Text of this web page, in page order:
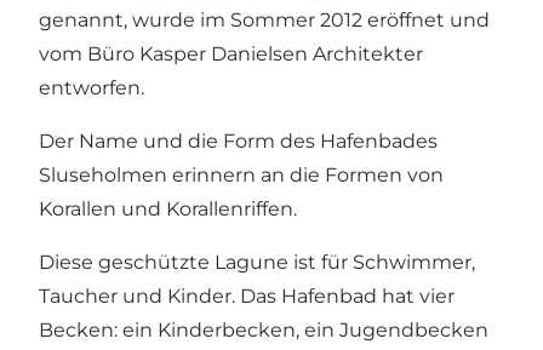
genannt, wurde im Sommer 2012 eröffnet und
vom Büro Kasper Danielsen Architekter
entworfen.
Der Name und die Form des Hafenbades
Sluseholmen erinnern an die Formen von
Korallen und Korallenriffen.
Diese geschützte Lagune ist für Schwimmer,
Taucher und Kinder. Das Hafenbad hat vier
Becken: ein Kinderbecken, ein Jugendbecken